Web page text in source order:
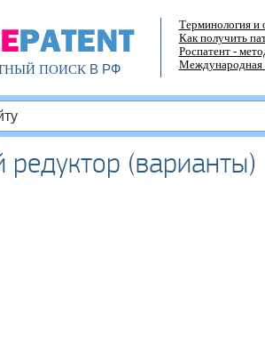
ПОИСКВ РФ
Терминология и
Как получить
Роспатент -
Международная
редуктор (варианты)